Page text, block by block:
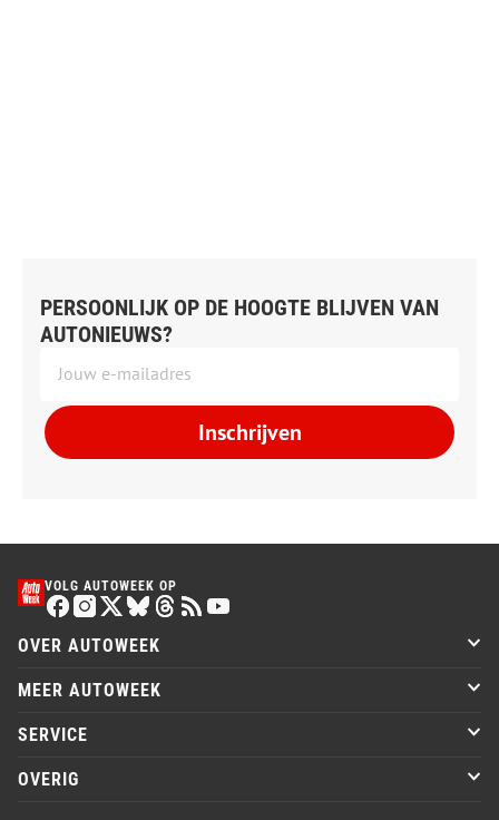
PERSOONLIJK OP DE HOOGTE BLIJVEN VAN
AUTONIEUWS?
Inschrijven
VOLG AUTOWEEK OP
OVER AUTOWEEK
MEER AUTOWEEK
SERVICE
OVERIG